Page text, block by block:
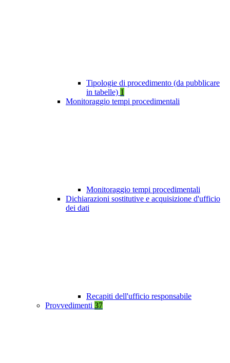
Tipologie di procedimento (da pubblicare
in tabelle) 1
Monitoraggio tempi procedimentali
Monitoraggio tempi procedimentali
Dichiarazioni sostitutive e acquisizione d'ufficio
dei dati
Recapiti dell'ufficio responsabile
Provvedimenti 37